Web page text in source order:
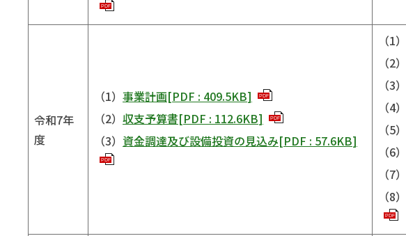
PDF
令和7年
度
（1） 事業計画[PDF : 409.5KB] PDF
（2） 収支予算書[PDF : 112.6KB] PDF
（3） 資金調達及び設備投資の見込み[PDF : 57.6KB]
PDF
（1）
（2）
（3）
（4）
（5）
（6）
（7）
（8）
PDF